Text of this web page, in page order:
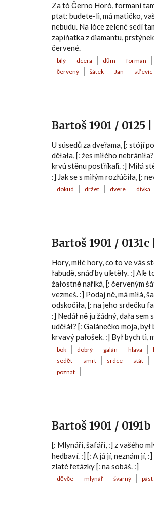
Za tó Černo Horó, formani
ptat: budete-li, má matičko,
nebudu. Na lóce zelené sedí
zapiňatka z diamantu,
červené.
bílý dcera dům forman
červený
šátek Jan střevíc
Bartoš 1901 / 0125
U súsedů za dveřama, [: stójí
děłała, [: žes miłého
krvú stěnu postříkaľi. :] Miłá
:] Jak se s miłým rozłúčiła, [:
dokud držet dveře dívka
Bartoš 1901 /
Hory, miłé hory, co to ve vás
łabudě, snáď by uľetěły. :]
žałostně naříká, [: červeným
vezmeš. :] Podaj ně, má miłá,
odskočiła, [: na jeho srdečku
:] Nedáł ně ju žádný, dała
uděłáł? [: Galánečko moja,
krvavý pałošek. :] Był bych ti,
bok dobrý galán hlava
sedět
smrt srdce stát
poznat
Bartoš 1901 /
[: Mlynáři, šafáři, :] z vašého
hedbaví. :] [: A já jí, neznám jí,
zlaté řetázky [: na sobáš. :]
děvče mlynář švarný pást